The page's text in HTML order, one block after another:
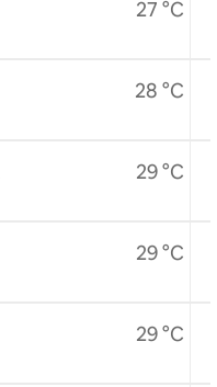
27 °C
28 °C
29 °C
29 °C
29 °C